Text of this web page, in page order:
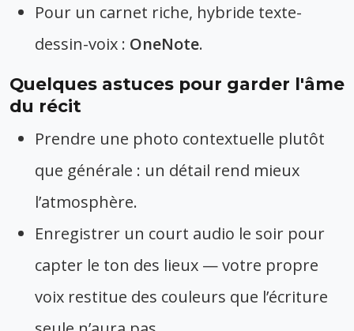
Pour un carnet riche, hybride texte-
dessin-voix : OneNote.
Quelques astuces pour garder l'âme
du récit
Prendre une photo contextuelle plutôt
que générale : un détail rend mieux
l’atmosphère.
Enregistrer un court audio le soir pour
capter le ton des lieux — votre propre
voix restitue des couleurs que l’écriture